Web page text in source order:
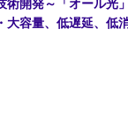
大容量、低遅延、低